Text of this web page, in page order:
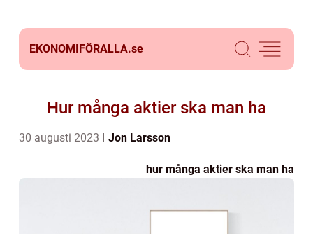
EKONOMIFÖRALLA.se
Hur många aktier ska man ha
30 augusti 2023 Jon Larsson
hur många aktier ska man ha